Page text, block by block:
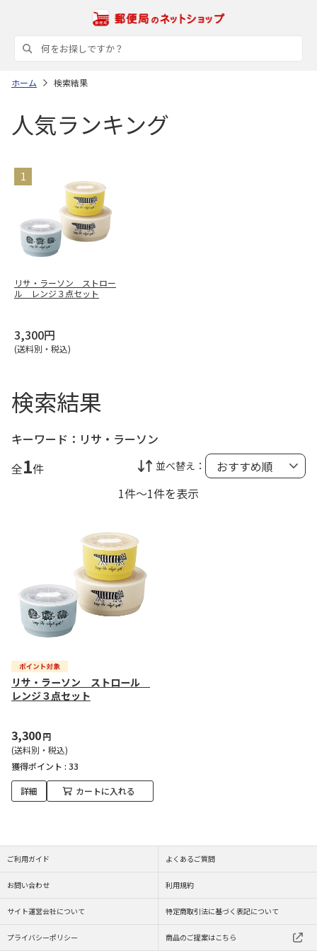
ホーム 検索結果
人気ランキング
リサ・ラーソン ストロー
ル レンジ３点セット
3,300円
(送料別・税込)
検索結果
キーワード： リサ・ラーソン
全1件 並べ替え：
1件～1件を表示
リサ・ラーソン ストロール
レンジ３点セット
3,300円
(送料別・税込)
獲得ポイント : 33
詳細 カートに入れる
ご利用ガイド よくあるご質問
お問い合わせ 利用規約
サイト運営会社について 特定商取引法に基づく表記について
プライバシーポリシー 商品のご提案はこちら